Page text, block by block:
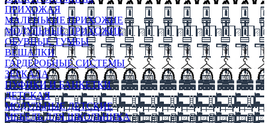
ПРИХОЖАЯ
МАЛЕНЬКИЕ ПРИХОЖИЕ
МОДУЛЬНЫЕ ПРИХОЖИЕ
ОБУВНЫЕ ТУМБЫ
ВЕШАЛКИ
ГАРДЕРОБНЫЕ СИСТЕМЫ
ЗЕРКАЛА
ПУФИКИ И БАНКЕТКИ
ДЕТСКАЯ
МОДУЛЬНЫЕ ДЕТСКИЕ
МЕБЕЛЬ ДЛЯ ШКОЛЬНИКА